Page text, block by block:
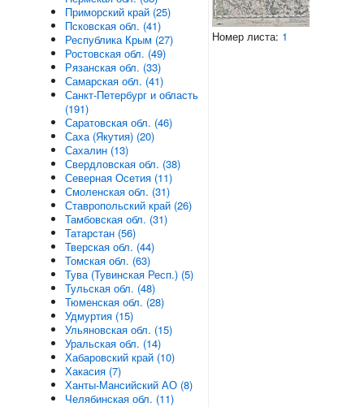
Номер листа: 1
Приморский край (25)
Псковская обл. (41)
Республика Крым (27)
Ростовская обл. (49)
Рязанская обл. (33)
Самарская обл. (41)
Санкт-Петербург и область
(191)
Саратовская обл. (46)
Саха (Якутия) (20)
Сахалин (13)
Свердловская обл. (38)
Северная Осетия (11)
Смоленская обл. (31)
Ставропольский край (26)
Тамбовская обл. (31)
Татарстан (56)
Тверская обл. (44)
Томская обл. (63)
Тува (Тувинская Респ.) (5)
Тульская обл. (48)
Тюменская обл. (28)
Удмуртия (15)
Ульяновская обл. (15)
Уральская обл. (14)
Хабаровский край (10)
Хакасия (7)
Ханты-Мансийский АО (8)
Челябинская обл. (11)